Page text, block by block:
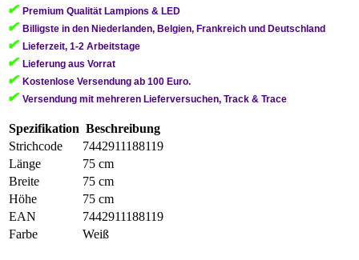
✔ Premium Qualität Lampions & LED
✔ Billigste in den Niederlanden, Belgien, Frankreich und Deutschland
✔ Lieferzeit, 1-2 Arbeitstage
✔ Lieferung aus Vorrat
✔ Kostenlose Versendung ab 100 Euro.
✔ Versendung mit mehreren Lieferversuchen, Track & Trace
Spezifikation Beschreibung
Strichcode
7442911188119
Länge
75 cm
Breite
75 cm
Höhe
75 cm
EAN
7442911188119
Farbe
Weiß